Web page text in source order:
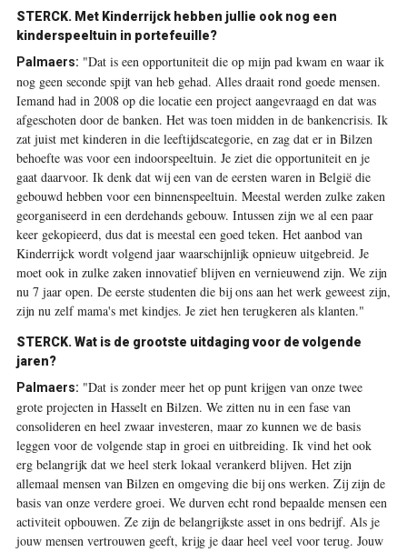
STERCK. Met Kinderrijck hebben jullie ook nog een
kinderspeeltuin in portefeuille?
Palmaers: "Dat is een opportuniteit die op mijn pad kwam en waar ik
nog geen seconde spijt van heb gehad. Alles draait rond goede mensen.
Iemand had in 2008 op die locatie een project aangevraagd en dat was
afgeschoten door de banken. Het was toen ­midden in de bankencrisis. Ik
zat juist met kinderen in die leeftijdscategorie, en zag dat er in Bilzen
behoefte was voor een indoorspeeltuin. Je ziet die opportuniteit en je
gaat daarvoor. Ik denk dat wij een van de eersten waren in België die
gebouwd hebben voor een binnenspeeltuin. Meestal werden zulke zaken
georganiseerd in een derdehands gebouw. Intussen zijn we al een paar
keer gekopieerd, dus dat is meestal een goed teken. Het aanbod van
Kinderrijck wordt volgend jaar waarschijnlijk opnieuw uitgebreid. Je
moet ook in zulke zaken innovatief blijven en vernieuwend zijn. We zijn
nu 7 jaar open. De eerste studenten die bij ons aan het werk geweest zijn,
zijn nu zelf mama's met kindjes. Je ziet hen terugkeren als klanten."
STERCK.Wat is de grootste uitdaging voor de volgende
jaren?
Palmaers: "Dat is zonder meer het op punt krijgen van onze twee
grote projecten in Hasselt en Bilzen. We zitten nu in een fase van
consolideren en heel zwaar investeren, maar zo kunnen we de basis
leggen voor de volgende stap in groei en uitbreiding. Ik vind het ook
erg belangrijk dat we heel sterk lokaal verankerd blijven. Het zijn
allemaal mensen van Bilzen en omgeving die bij ons werken. Zij zijn de
basis van onze verdere groei. We durven echt rond bepaalde mensen een
activiteit opbouwen. Ze zijn de belangrijkste asset in ons bedrijf. Als je
jouw mensen vertrouwen geeft, krijg je daar heel veel voor terug. Jouw